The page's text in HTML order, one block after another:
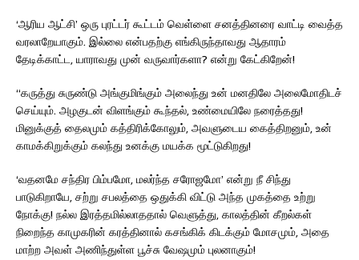
‘ஆரிய ஆட்சி’ ஒரு புரட்டர் கூட்டம் வெள்ளை சனத்தினரை வாட்டி வைத்த
வரலாறேயாகும். இல்லை என்பதற்கு எங்கிருந்தாவது ஆதாரம்
தேடிக்காட்ட, யாராவது முன் வருவார்களா? என்று கேட்கிறேன்!
“கருத்து சுருண்டு அங்குமிங்கும் அலைந்து உன் மனதிலே அலைமோதிடச்
செய்யும். அழகுடன் விளங்கும் கூந்தல், உண்மையிலே நரைத்தது!
மினுக்குத் தைலமும் கத்திரிக்கோலும், அவளுடைய கைத்திறனும், உன்
காமக்கிறுக்கும் கலந்து உனக்கு மயக்க மூட்டுகிறது!
‘வதனமே சந்திர பிம்பமோ, மலர்ந்த சரோஜமோ’ என்று நீ சிந்து
பாடுகிறாயே, சற்று சபலத்தை ஒதுக்கி விட்டு அந்த முகத்தை உற்று
நோக்கு! நல்ல இரத்தமில்லாததால் வெளுத்து, காலத்தின் கீறல்கள்
நிறைந்த காமுகரின் கரத்தினால் கசங்கிக் கிடக்கும் மோசமும், அதை
மாற்ற அவள் அணிந்துள்ள பூச்சு வேஷமும் புலனாகும்!